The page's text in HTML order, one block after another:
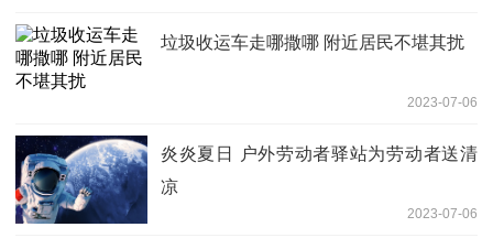
垃圾收运车走哪撒哪 附近居民不堪其扰
2023-07-06
炎炎夏日 户外劳动者驿站为劳动者送清
凉
2023-07-06